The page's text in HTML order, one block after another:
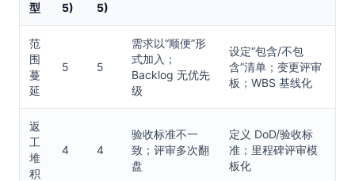
型
5)
5)
范
围
蔓
延
5 5
需求以“顺便”形
式加入；
Backlog 无优先
级
设定“包含/不包
含”清单；变更评审
板；WBS 基线化
返
工
堆
积
4 4
验收标准不一
致；评审多次翻
盘
定义 DoD/验收标
准；里程碑评审模
板化